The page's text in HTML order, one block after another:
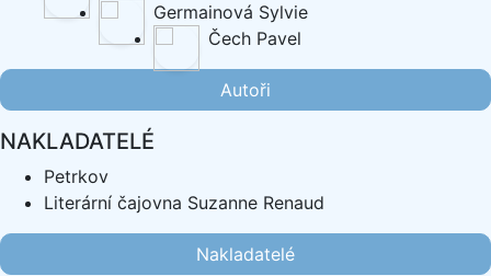
Germainová Sylvie
Čech Pavel
Autoři
NAKLADATELÉ
Petrkov
Literární čajovna Suzanne Renaud
Nakladatelé